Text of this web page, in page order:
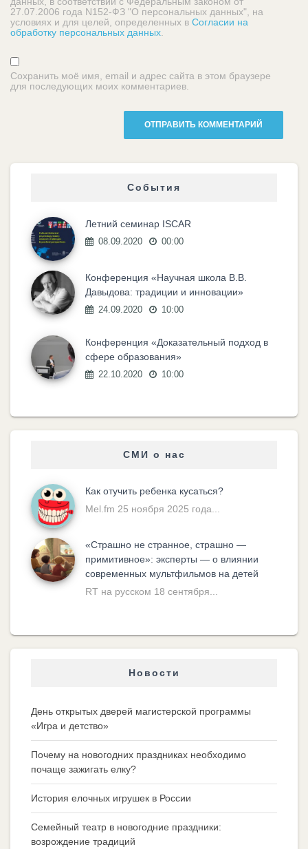
27.07.2006 года N152-ФЗ "О персональных данных", на
условиях и для целей, определенных в Согласии на
обработку персональных данных
Сохранить моё имя, email и адрес сайта в этом браузере
для последующих моих комментариев.
События
Летний семинар ISCAR
08.09.2020 00:00
Конференция «Научная школа В.В.
Давыдова: традиции и инновации»
24.09.2020 10:00
Конференция «Доказательный подход в
сфере образования»
22.10.2020 10:00
СМИ о нас
Как отучить ребенка кусаться?
Mel.fm 25 ноября 2025 года...
«Cтрашно не странное, страшно —
примитивное»: эксперты — о влиянии
современных мультфильмов на детей
RT на русском 18 сентября...
Новости
День открытых дверей магистерской программы
«Игра и детство»
Почему на новогодних праздниках необходимо
почаще зажигать елку?
История елочных игрушек в России
Семейный театр в новогодние праздники:
возрождение традиций